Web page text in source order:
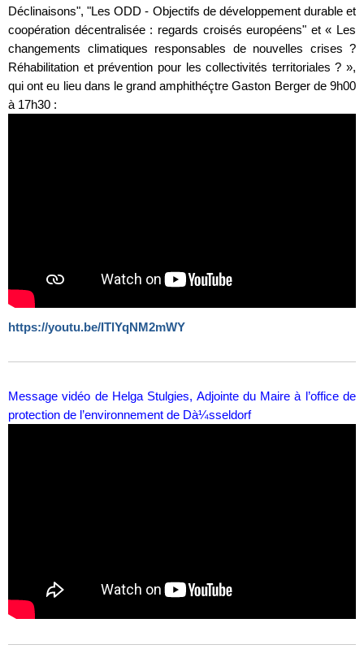
Déclinaisons", "Les ODD - Objectifs de développement durable et
coopération décentralisée : regards croisés européens" et « Les
changements climatiques responsables de nouvelles crises ?
Réhabilitation et prévention pour les collectivités territoriales ? »,
qui ont eu lieu dans le grand amphithéçtre Gaston Berger de 9h00
à 17h30 :
https://youtu.be/ITlYqNM2mWY
Message vidéo de Helga Stulgies, Adjointe du Maire à l’office de
protection de l’environnement de Dà¼sseldorf